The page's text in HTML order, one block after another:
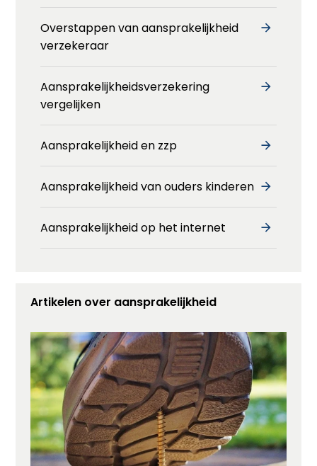
Overstappen van aansprakelijkheid
verzekeraar
Aansprakelijkheidsverzekering
vergelijken
Aansprakelijkheid en zzp
Aansprakelijkheid van ouders kinderen
Aansprakelijkheid op het internet
Artikelen over aansprakelijkheid